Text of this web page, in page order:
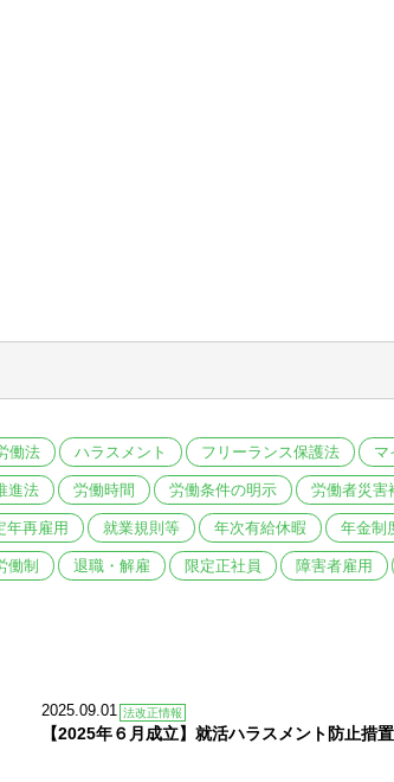
働法 ハラスメント フリーランス保護法 マ
進法 労働時間 労働条件の明示 労働者災害
年再雇用 就業規則等 年次有給休暇 年金制
働制 退職・解雇 限定正社員 障害者雇用
2025.09.01 法改正情報
【2025年６月成立】就活ハラスメント防止措